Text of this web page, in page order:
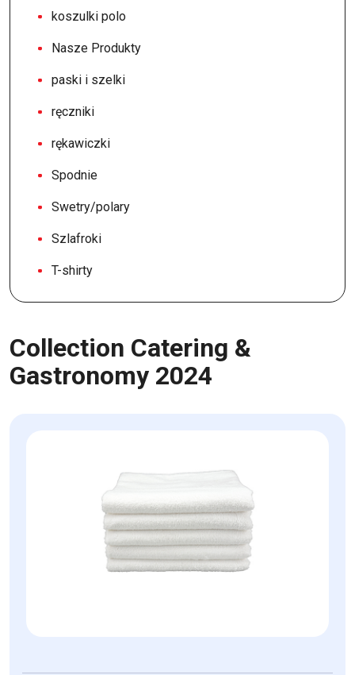
koszulki polo
Nasze Produkty
paski i szelki
ręczniki
rękawiczki
Spodnie
Swetry/polary
Szlafroki
T-shirty
Collection Catering &
Gastronomy 2024